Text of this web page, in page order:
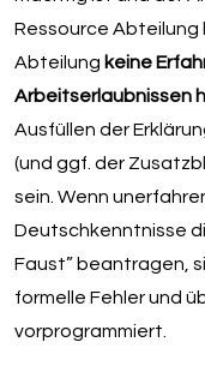
Ressource Abteilung
Abteilung keine
Arbeitserlaubnissen
Ausfüllen der
(und ggf. der
sein. Wenn
Deutschkenntnisse
Faust” beantragen,
formelle Fehler und
vorprogrammiert.